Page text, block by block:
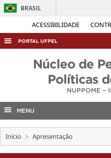
ACESSIBILIDADE
BRASIL
PORTAL UFPEL
ACESSO À INFORMAÇÃO
CONCURSOS
INTERNACIONAL
Núcleo de
Políticas
NUPPOME –
MENU
Início Apresentação